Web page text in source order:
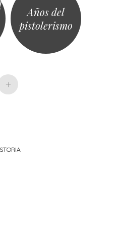
Años del
pistolerismo
+